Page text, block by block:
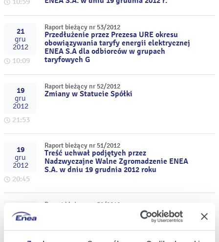
21
gru
2012
10:09
Raport bieżący nr 53/2012
Przedłużenie przez Prezesa URE okresu
obowiązywania taryfy energii elektrycznej
ENEA S.A dla odbiorców w grupach
taryfowych G
19
gru
2012
21:53
Raport bieżący nr 52/2012
Zmiany w Statucie Spółki
19
gru
2012
20:45
Raport bieżący nr 51/2012
Treść uchwał podjętych przez
Nadzwyczajne Walne Zgromadzenie ENEA
S.A. w dniu 19 grudnia 2012 roku
18
gru
11:15
Raport bieżący nr 50/2012
Zatwierdzenie przez Prezesa URE taryfy
dla usług dystrybucji energii elektrycznej
dla ENEA Operator Sp. z o.o. na 2013 rok